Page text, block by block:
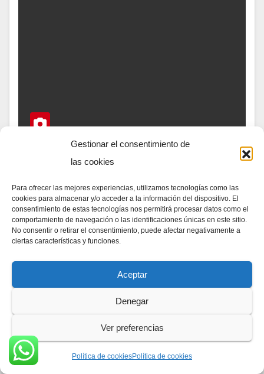
Gestionar el consentimiento de
las cookies
Para ofrecer las mejores experiencias, utilizamos tecnologías como las
cookies para almacenar y/o acceder a la información del dispositivo. El
consentimiento de estas tecnologías nos permitirá procesar datos como el
comportamiento de navegación o las identificaciones únicas en este sitio.
No consentir o retirar el consentimiento, puede afectar negativamente a
ciertas características y funciones.
Aceptar
Denegar
Ver preferencias
Política de cookiesPolítica de cookies
Voluntarios salvadoreños se
instalan en Guatemala
11/11/2020 CARLO DDN
Guatemala un contingente de ayuda humanitaria
conformado por 170 salvadoreños. Los nacionales
acamparon en el Centro Deportivo Erick Barrondo…